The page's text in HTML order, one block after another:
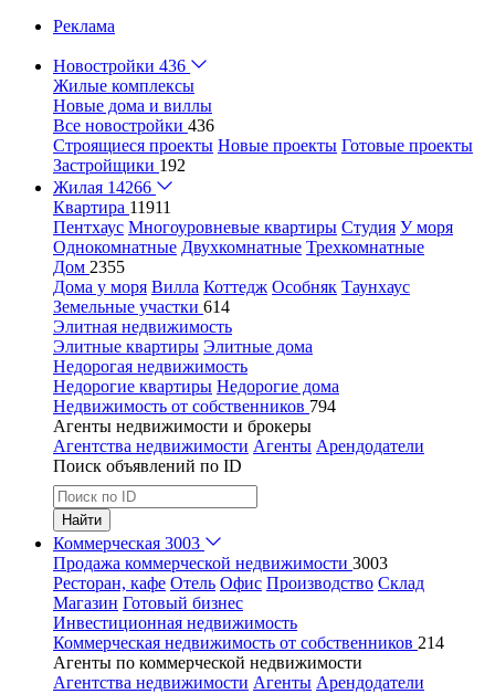
Реклама
Новостройки 436
Жилые комплексы
Новые дома и виллы
Все новостройки 436
Строящиеся проекты Новые проекты Готовые проекты
Застройщики 192
Жилая 14266
Квартира 11911
Пентхаус Многоуровневые квартиры Студия У моря
Однокомнатные Двухкомнатные Трехкомнатные
Дом 2355
Дома у моря Вилла Коттедж Особняк Таунхаус
Земельные участки 614
Элитная недвижимость
Элитные квартиры Элитные дома
Недорогая недвижимость
Недорогие квартиры Недорогие дома
Недвижимость от собственников 794
Агенты недвижимости и брокеры
Агентства недвижимости Агенты Арендодатели
Поиск объявлений по ID
Найти
Коммерческая 3003
Продажа коммерческой недвижимости 3003
Ресторан, кафе Отель Офис Производство Склад
Магазин Готовый бизнес
Инвестиционная недвижимость
Коммерческая недвижимость от собственников 214
Агенты по коммерческой недвижимости
Агентства недвижимости Агенты Арендодатели